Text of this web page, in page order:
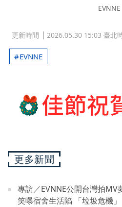
EVNNE
更新時間 2026.05.30 15:03 臺北
EVNNE
更多新聞
專訪／EVNNE公開台灣拍
笑曝宿舍生活陷 「垃圾危機」